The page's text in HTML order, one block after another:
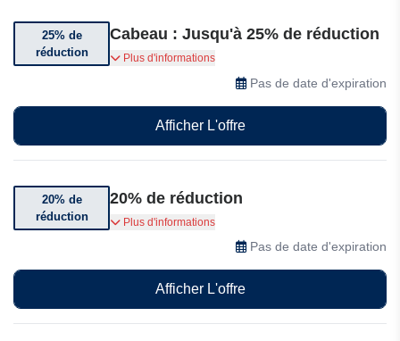
25% de
réduction
Cabeau : Jusqu'à 25% de réduction
Bénéficiez jusqu'à 25% de réduction sur une
Plus d'informations
Pas de date d'expiration
Afficher L'offre
20% de
réduction
20% de réduction
Rejoignez le club Cabeau et obtenez 20% de
Plus d'informations
Pas de date d'expiration
Afficher L'offre